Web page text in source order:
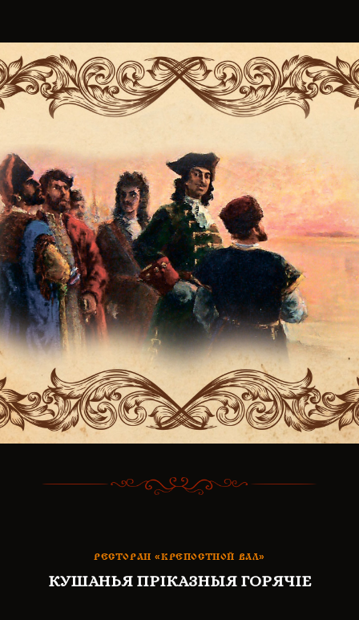
РЕСТОРАН «КРЕПОСТНОЙ ВАЛ»
КУШАНЬЯ ПРIКАЗНЫЯ ГОРЯЧIЕ